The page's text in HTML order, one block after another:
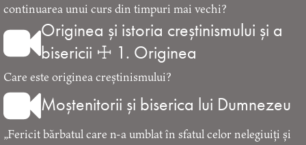
continuarea unui curs din timpuri mai vechi?
Originea și istoria creștinismului și a
bisericii ☩ 1. Originea
Care este originea creștinismului?
Moștenitorii și biserica lui Dumnezeu
„Fericit bărbatul care n-a umblat în sfatul celor nelegiuiți și